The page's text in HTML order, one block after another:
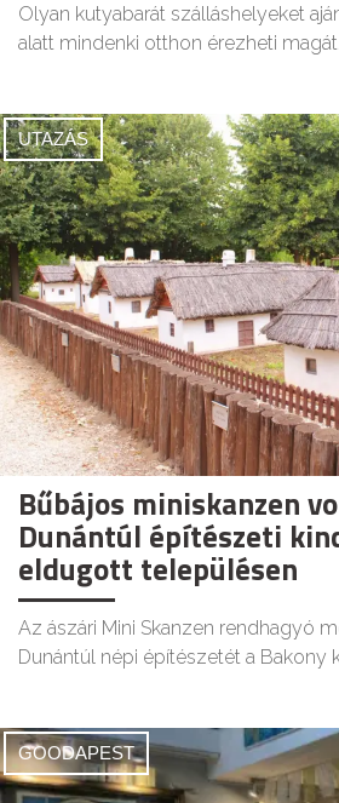
Olyan kutyabarát szálláshelyeket
alatt mindenki otthon érezheti magát.
UTAZÁS
Bűbájos miniskanzen
Dunántúl építészeti
eldugott településen
Az ászári Mini Skanzen rendhagyó
Dunántúl népi építészetét a Bakony
GOODAPEST